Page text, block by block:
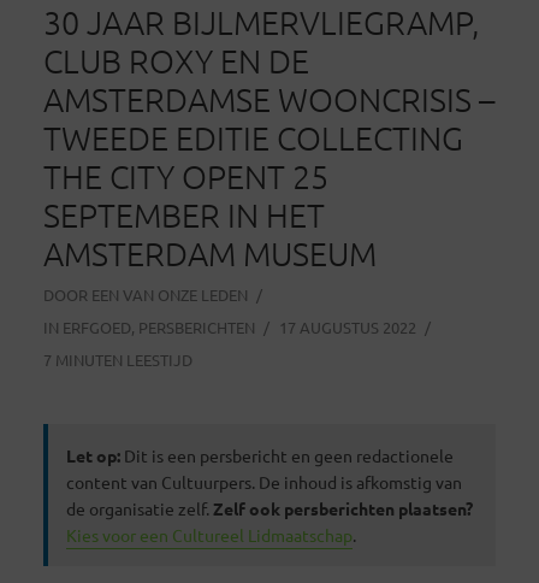
30 JAAR BIJLMERVLIEGRAMP,
CLUB ROXY EN DE
AMSTERDAMSE WOONCRISIS –
TWEEDE EDITIE COLLECTING
THE CITY OPENT 25
SEPTEMBER IN HET
AMSTERDAM MUSEUM
DOOR EEN VAN ONZE LEDEN
IN ERFGOED, PERSBERICHTEN
17 AUGUSTUS 2022
7 MINUTEN LEESTIJD
Let op:Dit is een persbericht en geen redactionele
content van Cultuurpers. De inhoud is afkomstig van
de organisatie zelf. Zelf ook persberichten plaatsen?
Kies voor een Cultureel Lidmaatschap.